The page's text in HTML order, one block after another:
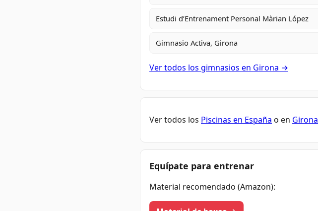
Estudi d’Entrenament Personal Màrian López
Gimnasio Activa, Girona
Ver todos los gimnasios en Girona →
Ver todos los Piscinas en España o en Girona
Equípate para entrenar
Material recomendado (Amazon):